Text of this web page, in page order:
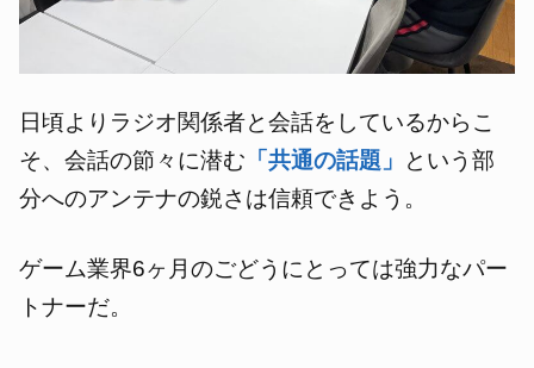
日頃よりラジオ関係者と会話をしているからこ
そ、会話の節々に潜む 「共通の話題」
という部
分へのアンテナの鋭さは信頼できよう。
ゲーム業界6ヶ月のごどうにとっては強力なパー
トナーだ。